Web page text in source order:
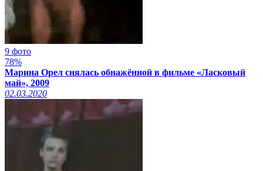
9 фото
78%
Марина Орел снялась обнажённой в фильме «Ласковый
май», 2009
02.03.2020